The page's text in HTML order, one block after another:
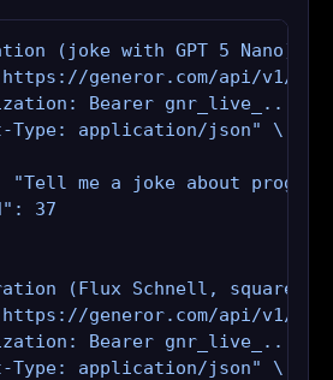
(joke with GPT 5 Nano)
https://generor.com/api/v1/
Bearer gnr_live_..." \
Type: application/json" \
"Tell me a joke about
37
(Flux Schnell, square)
https://generor.com/api/v1/
Bearer gnr_live_..." \
Type: application/json" \